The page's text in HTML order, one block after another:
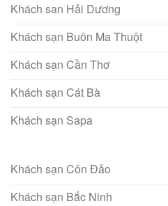
Khách san Hải Dương
Khách sạn Buôn Ma Thuột
Khách sạn Cần Thơ
Khách sạn Cát Bà
Khách sạn Sapa
Khách sạn Côn Đảo
Khách sạn Bắc Ninh